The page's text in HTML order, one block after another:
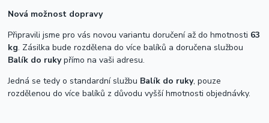
Nová možnost dopravy
Připravili jsme pro vás novou variantu doručení až do hmotnosti 63
kg. Zásilka bude rozdělena do více balíků a doručena službou
Balík do rukypřímo na vaši adresu.
Jedná se tedy o standardní službu Balík do ruky, pouze
rozdělenou do více balíků z důvodu vyšší hmotnosti objednávky.